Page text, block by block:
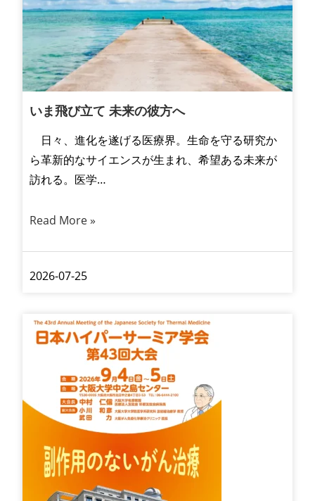
いま飛び立て 未来の彼方へ
日々、進化を遂げる医療界。生命を守る研究か
ら革新的なサイエンスが生まれ、希望ある未来が
訪れる。医学…
Read More »
2026-07-25